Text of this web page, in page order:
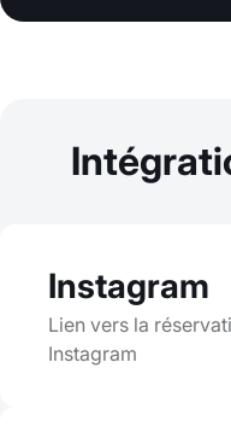
Instagram
Lien vers la
Instagram